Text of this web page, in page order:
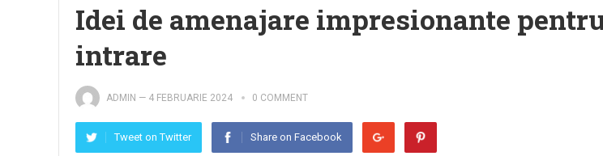
Idei de amenajare impresionante
intrare
ADMIN — 4 FEBRUARIE 2024 0 COMMENT
Tweet on Twitter Share on Facebook